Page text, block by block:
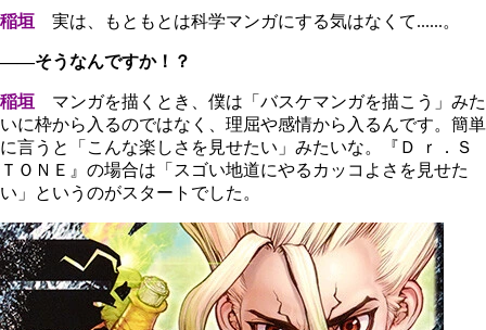
稲垣 実は、もともとは科学マンガにする気はなくて......。
――そうなんですか！？
稲垣 マンガを描くとき、僕は「バスケマンガを描こう」みた
いに枠から入るのではなく、理屈や感情から入るんです。簡単
に言うと「こんな楽しさを見せたい」みたいな。『Ｄ ｒ．Ｓ
ＴＯＮＥ』の場合は「スゴい地道にやるカッコよさを見せた
い」というのがスタートでした。